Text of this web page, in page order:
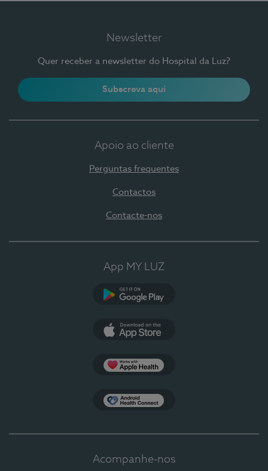
Newsletter
Quer receber a newsletter do Hospital da Luz?
Subscreva aqui
Apoio ao cliente
Perguntas frequentes
Contactos
Contacte-nos
App MY LUZ
Acompanhe-nos